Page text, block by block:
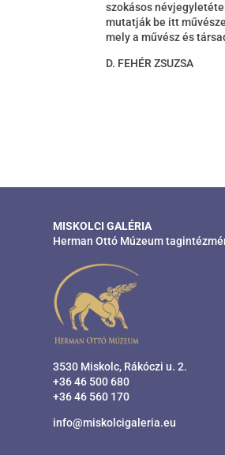
szokásos
mutatják be itt
mely a művész és
D. FEHÉR ZSUZSA
MISKOLCI GALÉRIA
Herman Ottó Múzeum
3530 Miskolc, Rákóczi u. 2.
+36 46 500 680
+36 46 560 170
info@miskolcigaleria.eu